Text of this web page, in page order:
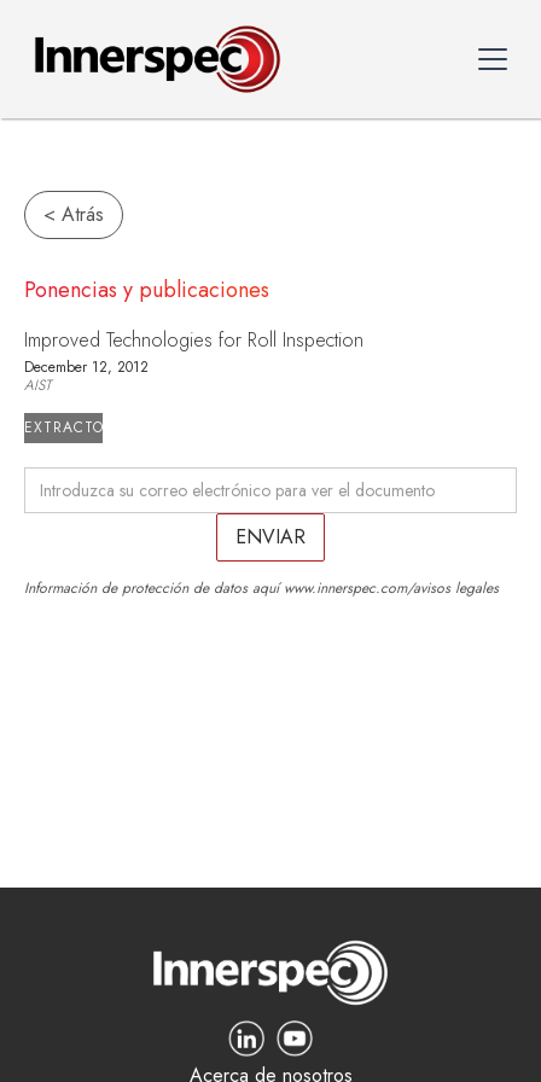
< Atrás
Ponencias y publicaciones
Improved Technologies for Roll Inspection
December 12, 2012
AIST
EXTRACTO
Información de protección de datos aquíwww.innerspec.com/avisos legales
Acerca de nosotros